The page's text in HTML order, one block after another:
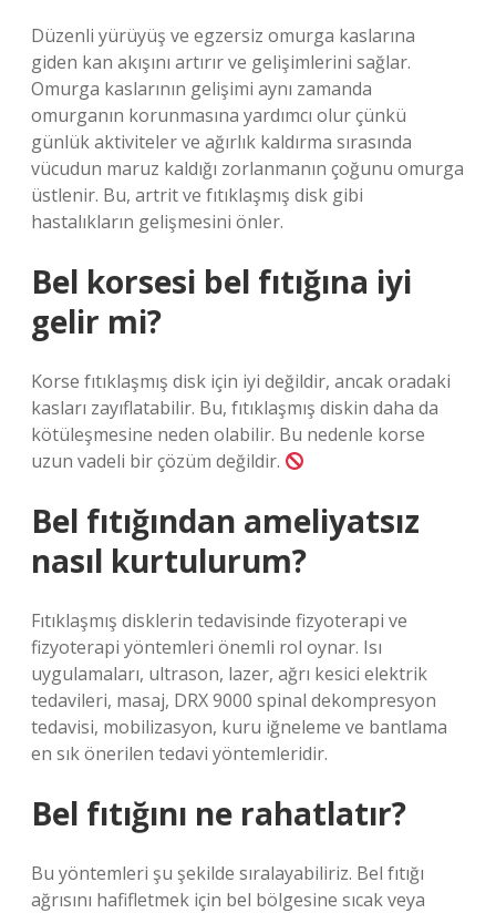
Düzenli yürüyüş ve egzersiz omurga kaslarına
giden kan akışını artırır ve gelişimlerini sağlar.
Omurga kaslarının gelişimi aynı zamanda
omurganın korunmasına yardımcı olur çünkü
günlük aktiviteler ve ağırlık kaldırma sırasında
vücudun maruz kaldığı zorlanmanın çoğunu omurga
üstlenir. Bu, artrit ve fıtıklaşmış disk gibi
hastalıkların gelişmesini önler.
Bel korsesi bel fıtığına iyi
gelir mi?
Korse fıtıklaşmış disk için iyi değildir, ancak oradaki
kasları zayıflatabilir. Bu, fıtıklaşmış diskin daha da
kötüleşmesine neden olabilir. Bu nedenle korse
uzun vadeli bir çözüm değildir.
Bel fıtığından ameliyatsız
nasıl kurtulurum?
Fıtıklaşmış disklerin tedavisinde fizyoterapi ve
fizyoterapi yöntemleri önemli rol oynar. Isı
uygulamaları, ultrason, lazer, ağrı kesici elektrik
tedavileri, masaj, DRX 9000 spinal dekompresyon
tedavisi, mobilizasyon, kuru iğneleme ve bantlama
en sık önerilen tedavi yöntemleridir.
Bel fıtığını ne rahatlatır?
Bu yöntemleri şu şekilde sıralayabiliriz. Bel fıtığı
ağrısını hafifletmek için bel bölgesine sıcak veya